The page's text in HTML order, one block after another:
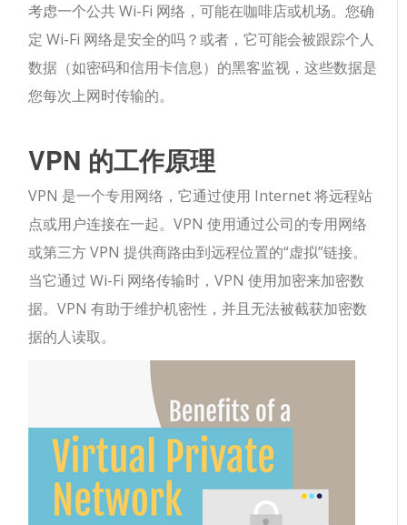
考虑一个公共 Wi-Fi 网络，可能在咖啡店或机场。您确
定 Wi-Fi 网络是安全的吗？或者，它可能会被跟踪个人
数据（如密码和信用卡信息）的黑客监视，这些数据是
您每次上网时传输的。
VPN 的工作原理
VPN 是一个专用网络，它通过使用 Internet 将远程站
点或用户连接在一起。VPN 使用通过公司的专用网络
或第三方 VPN 提供商路由到远程位置的“虚拟”链接。
当它通过 Wi-Fi 网络传输时，VPN 使用加密来加密数
据。VPN 有助于维护机密性，并且无法被截获加密数
据的人读取。